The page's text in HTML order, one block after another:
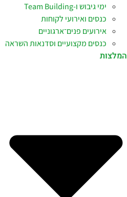
ימי גיבוש ו-Team Building
כנסים ואירועי לקוחות
אירועים פנים־ארגוניים
כנסים מקצועיים וסדנאות השראה
המלצות